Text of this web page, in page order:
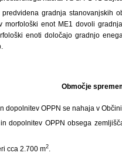
gradnja stanovanjskih
morfološki enot ME1 dovoli
enoti določajo gradnjo
Območje
dopolnitev OPPN se nahaja v
dopolnitev OPPN obsega
cca 2.700 m2.